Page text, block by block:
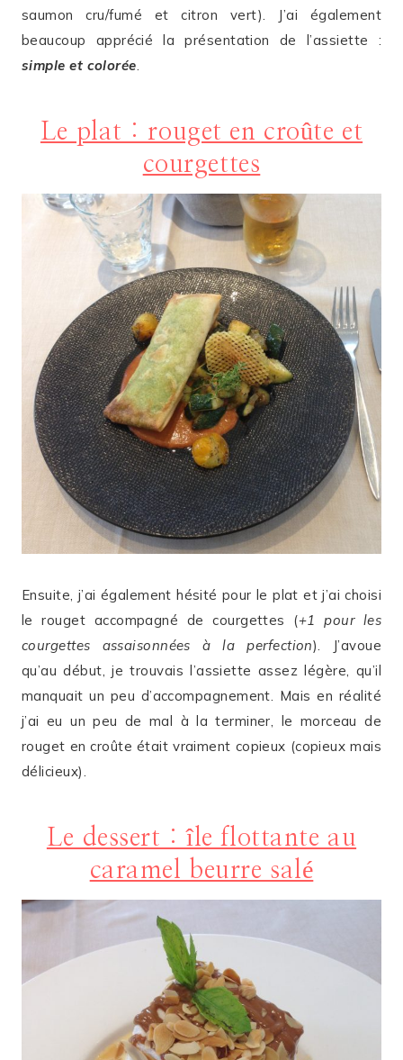
saumon cru/fumé et citron vert). J’ai également
beaucoup apprécié la présentation de l’assiette :
simple et colorée.
Le plat : rouget en croûte et
courgettes
Ensuite, j’ai également hésité pour le plat et j’ai choisi
le rouget accompagné de courgettes (+1 pour les
courgettes assaisonnées à la perfection). J’avoue
qu’au début, je trouvais l’assiette assez légère, qu’il
manquait un peu d’accompagnement. Mais en réalité
j’ai eu un peu de mal à la terminer, le morceau de
rouget en croûte était vraiment copieux (copieux mais
délicieux).
Le dessert : île flottante au
caramel beurre salé